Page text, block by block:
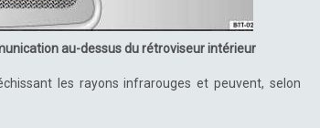
au-dessus du rétroviseur intérieur
les rayons infrarouges et peuvent, selon